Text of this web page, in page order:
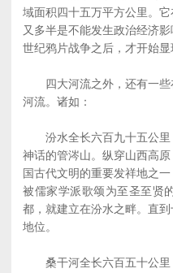
域面积四十五万平方公里。
又多半是不能发生政治经济
世纪鸦片战争之后，才开始显
四大河流之外，还有一些
河流。诸如：
汾水全长六百九十五公里
神话的管涔山。纵穿山西高
国古代文明的重要发祥地之
被儒家学派歌颂为至圣至贤
都，就建立在汾水之畔。直
地位。
桑干河全长六百五十公里